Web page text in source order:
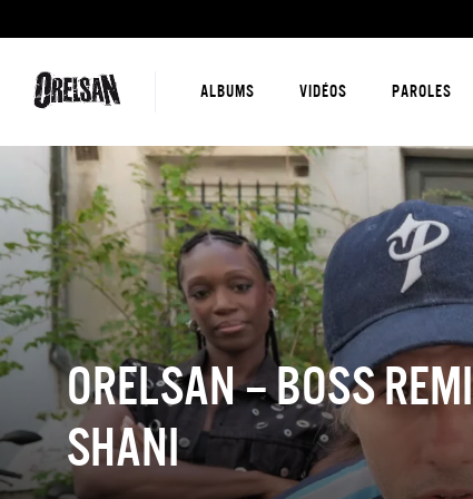
ALBUMS VIDÉOS PAROLES
ORELSAN – BOSS
SHANI